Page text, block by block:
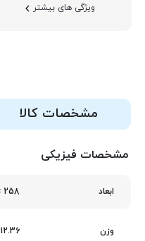
ویژگی های بیشتر
مشخصات کالا
مشخصات فیزیکی
ابعاد 258 × 451 × 568 میلی متر
وزن 12.36 کیلوگرم